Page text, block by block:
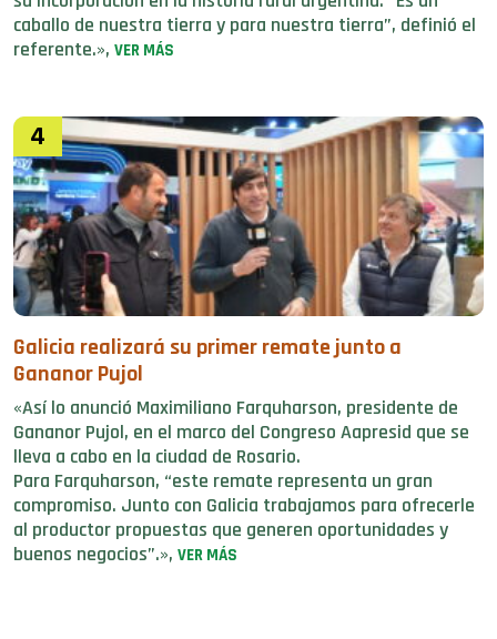
caballo de nuestra tierra y para nuestra tierra”, definió el
referente.», VER MÁS
4
Galicia realizará su primer remate junto a
Gananor Pujol
«Así lo anunció Maximiliano Farquharson, presidente de
Gananor Pujol, en el marco del Congreso Aapresid que se
lleva a cabo en la ciudad de Rosario.
Para Farquharson, “este remate representa un gran
compromiso. Junto con Galicia trabajamos para ofrecerle
al productor propuestas que generen oportunidades y
buenos negocios”.», VER MÁS